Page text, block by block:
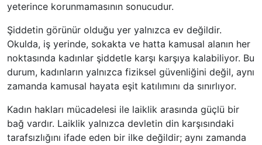
yeterince korunmamasının sonucudur.
Şiddetin görünür olduğu yer yalnızca ev değildir.
Okulda, iş yerinde, sokakta ve hatta kamusal alanın her
noktasında kadınlar şiddetle karşı karşıya kalabiliyor. Bu
durum, kadınların yalnızca fiziksel güvenliğini değil, aynı
zamanda kamusal hayata eşit katılımını da sınırlıyor.
Kadın hakları mücadelesi ile laiklik arasında güçlü bir
bağ vardır. Laiklik yalnızca devletin din karşısındaki
tarafsızlığını ifade eden bir ilke değildir; aynı zamanda